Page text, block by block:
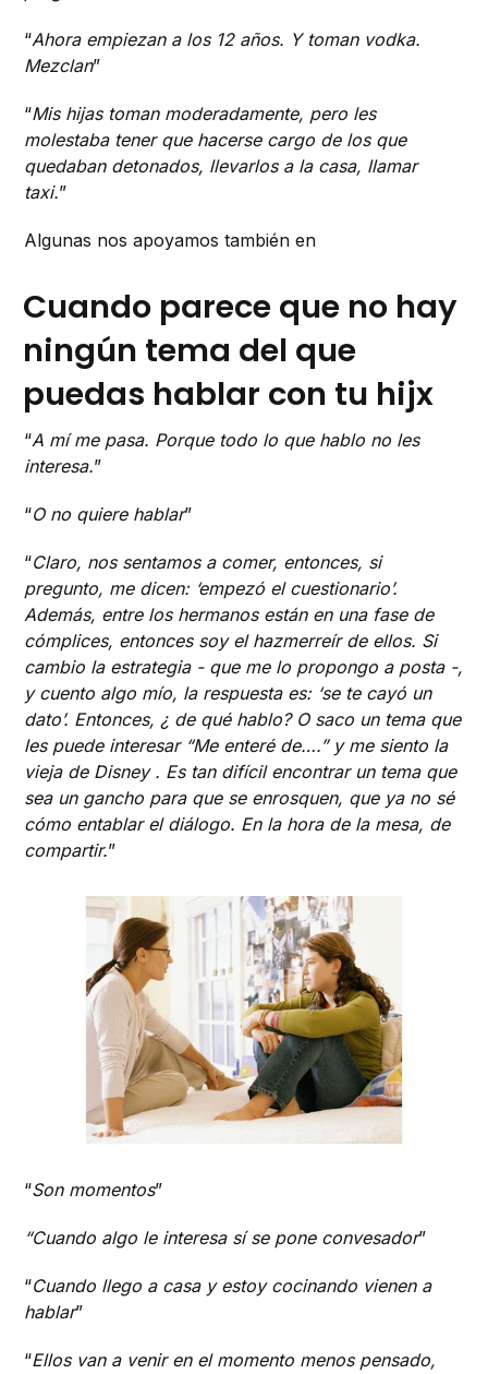
“Ahora empiezan a los 12 años. Y toman vodka.
Mezclan”
“Mis hijas toman moderadamente, pero les
molestaba tener que hacerse cargo de los que
quedaban detonados, llevarlos a la casa, llamar
taxi.”
Algunas nos apoyamos también en
Cuando parece que no hay
ningún tema del que
puedas hablar con tu hijx
“A mí me pasa. Porque todo lo que hablo no les
interesa.”
“O no quiere hablar”
“Claro, nos sentamos a comer, entonces, si
pregunto, me dicen: ‘empezó el cuestionario’.
Además, entre los hermanos están en una fase de
cómplices, entonces soy el hazmerreír de ellos. Si
cambio la estrategia - que me lo propongo a posta -,
y cuento algo mío, la respuesta es: ‘se te cayó un
dato’. Entonces, ¿ de qué hablo? O saco un tema que
les puede interesar “Me enteré de….” y me siento la
vieja de Disney . Es tan difícil encontrar un tema que
sea un gancho para que se enrosquen, que ya no sé
cómo entablar el diálogo. En la hora de la mesa, de
compartir.”
“Son momentos”
“Cuando algo le interesa sí se pone convesador”
“Cuando llego a casa y estoy cocinando vienen a
hablar”
“Ellos van a venir en el momento menos pensado,